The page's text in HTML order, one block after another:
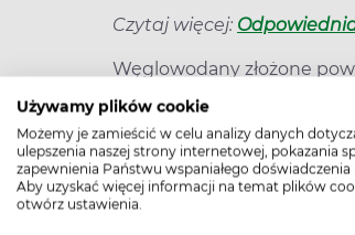
Używamy plików cookie
Możemy je zamieścić w celu analizy danych
ulepszenia naszej strony internetowej, pokazania
zapewnienia Państwu wspaniałego
Aby uzyskać więcej informacji na temat plików
otwórz ustawienia.
Czytaj więcej:
Węglowodany złożone
tym samym nie zmuszają
zwracanie uwagi na
której nadmiar prowadzi
Wiele badań naukowych
zespołu metabolicznego